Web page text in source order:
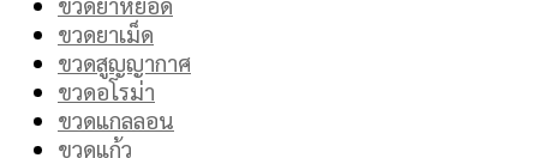
ขวดยาเม็ด
ขวดสูญญากาศ
ขวดอโรม่า
ขวดแกลลอน
ขวดแก้ว